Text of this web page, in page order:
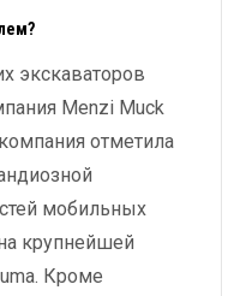
экскаваторов
Menzi Muck
отметила
мобильных
крупнейшей
Кроме